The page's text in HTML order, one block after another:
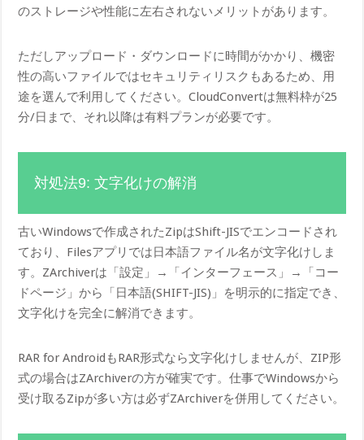
のストレージや性能に左右されないメリットがあります。
ただしアップロード・ダウンロードに時間がかかり、機密
性の高いファイルではセキュリティリスクもあるため、用
途を選んで利用してください。CloudConvertは無料枠が25
分/日まで、それ以降は有料プランが必要です。
対処法9: 文字化けの解消
古いWindowsで作成されたZipはShift-JISでエンコードされ
ており、Filesアプリでは日本語ファイル名が文字化けしま
す。ZArchiverは「設定」→「インターフェース」→「コー
ドページ」から「日本語(SHIFT-JIS)」を明示的に指定でき、
文字化けを完全に解消できます。
RAR for AndroidもRAR形式なら文字化けしませんが、ZIP形
式の場合はZArchiverの方が確実です。仕事でWindowsから
受け取るZipが多い方は必ずZArchiverを併用してください。